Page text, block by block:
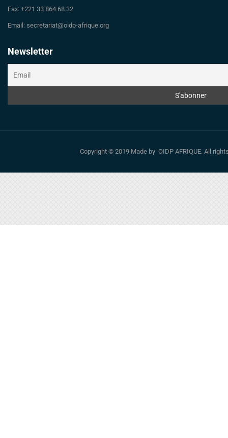
Fax: +221 33 864 68 32
Email: secretariat@oidp-afrique.org
Newsletter
Copyright © 2019 Made by OIDP AFRIQUE. All